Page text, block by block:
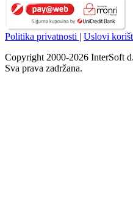
Politika privatnosti | Uslovi
Copyright 2000-2026 InterSoft
Sva prava zadržana.